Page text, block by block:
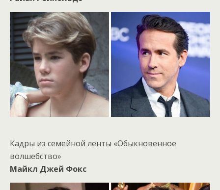
Кадры из семейной ленты «Обыкновенное
волшебство»
Майкл Джей Фокс